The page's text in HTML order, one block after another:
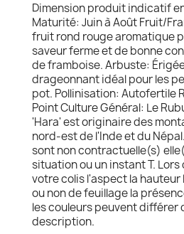
Dimension produit indicatif
Maturité: Juin à Août Fruit/
fruit rond rouge aromatique
saveur ferme et de bonne
de framboise. Arbuste:
drageonnant idéal pour les
pot. Pollinisation: Autofertile
Point Culture Général: Le
'Hara' est originaire des
nord-est de l'Inde et du
sont non contractuelle(s)
situation ou un instant T.
votre colis l'aspect la
ou non de feuillage la
les couleurs peuvent différer
description.